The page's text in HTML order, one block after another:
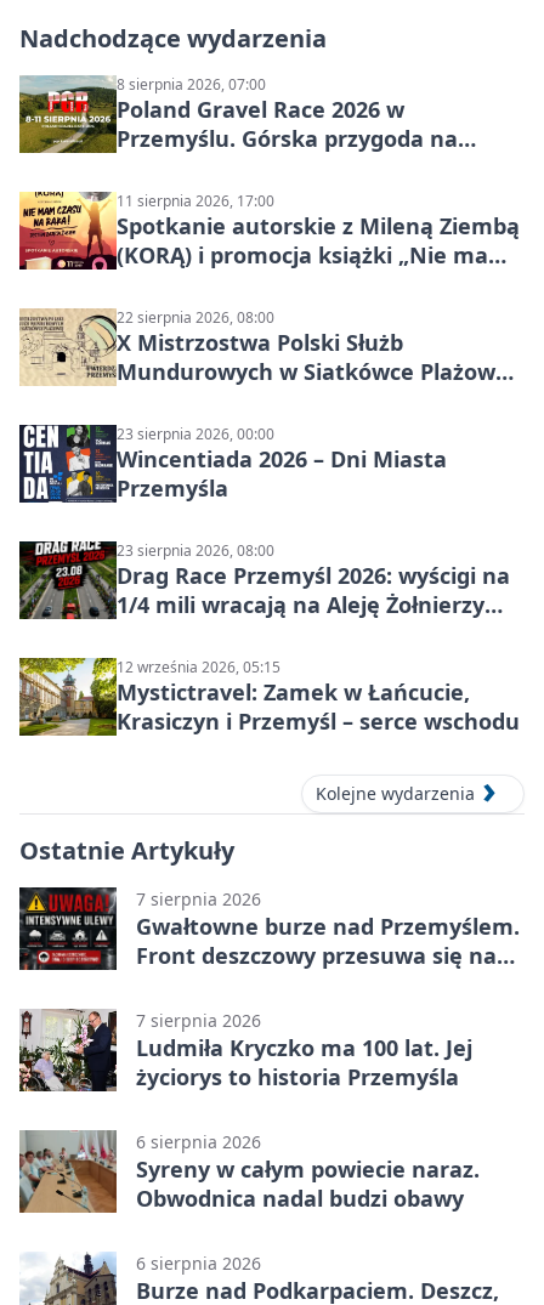
Nadchodzące wydarzenia
8 sierpnia 2026, 07:00
Poland Gravel Race 2026 w
Przemyślu. Górska przygoda na
11 sierpnia 2026, 17:00
Spotkanie autorskie z Mileną Ziembą
(KORĄ) i promocja książki „Nie mam
22 sierpnia 2026, 08:00
X Mistrzostwa Polski Służb
Mundurowych w Siatkówce Plażowej
23 sierpnia 2026, 00:00
Wincentiada 2026 – Dni Miasta
Przemyśla
23 sierpnia 2026, 08:00
Drag Race Przemyśl 2026: wyścigi na
1/4 mili wracają na Aleję Żołnierzy
12 września 2026, 05:15
Mystictravel: Zamek w Łańcucie,
Krasiczyn i Przemyśl – serce wschodu
Kolejne wydarzenia
Ostatnie Artykuły
7 sierpnia 2026
Gwałtowne burze nad Przemyślem.
Front deszczowy przesuwa się na
7 sierpnia 2026
Ludmiła Kryczko ma 100 lat. Jej
życiorys to historia Przemyśla
6 sierpnia 2026
Syreny w całym powiecie naraz.
Obwodnica nadal budzi obawy
6 sierpnia 2026
Burze nad Podkarpaciem. Deszcz,